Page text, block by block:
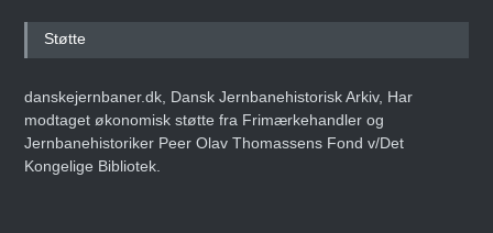
ARTIKELDen 19. april 2026
Støtte
danskejernbaner.dk, Dansk Jernbanehistorisk Arkiv, Har
modtaget økonomisk støtte fra Frimærkehandler og
Jernbanehistoriker Peer Olav Thomassens Fond v/Det
Kongelige Bibliotek.